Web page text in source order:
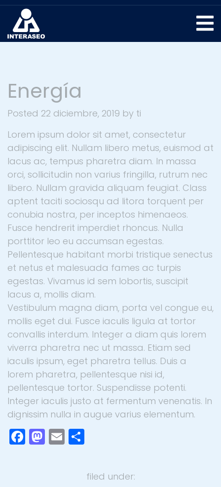
Energía
Posted 22 diciembre, 2019 by ti
Lorem ipsum dolor sit amet, consectetur
adipiscing elit. Nullam libero metus, euismod at
lacus ac, tempus pharetra diam. In massa
orci, sollicitudin non varius fringilla, rutrum nec
libero. Nullam gravida aliquam feugiat. Class
aptent taciti sociosqu ad litora torquent per
conubia nostra, per inceptos himenaeos.
Fusce hendrerit imperdiet rhoncus. Nulla
porttitor leo eu accumsan egestas.
Pellentesque habitant morbi tristique senectus
et netus et malesuada fames ac turpis
egestas. Vivamus id sem lobortis, suscipit
lacus a, mollis diam.
Vestibulum magna diam, porta vel congue eu,
mollis eget dui. Fusce iaculis ligula at tortor
convallis interdum. Integer a diam quis lorem
viverra pharetra nec ut massa. Etiam sed
iaculis ipsum, eget pharetra tellus. Duis a
lorem pharetra, pellentesque nisi id,
pellentesque tortor. Suspendisse potenti.
Integer iaculis justo at fermentum venenatis. In
dignissim nulla in augue varius elementum.
Facebook
Mastodon
Email
filed under: